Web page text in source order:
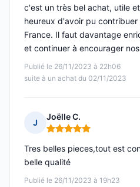
Publié le 26/11/2023 à 22h06
suite à un achat du 02/11/2023
c'est un très bel achat, utile
heureux d'avoir pu
France. Il faut davantage
et continuer à encourager
J
Joëlle C.
Note : 5 sur 5
Publié le 26/11/2023 à 19h23
Tres belles pieces,tout est
belle qualité